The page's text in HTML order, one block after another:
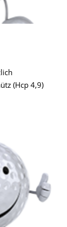
(Hcp 4,9)